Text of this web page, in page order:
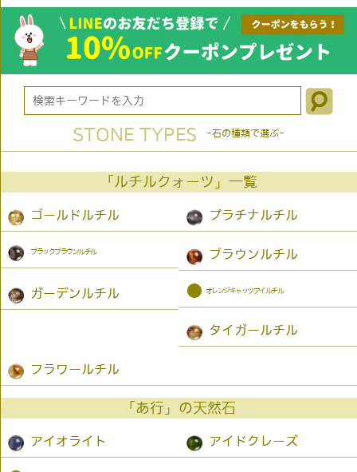
STONE TYPES -石の種類で選ぶ-
「ルチルクォーツ」一覧
ゴールドルチル プラチナルチル
ブラックブラウンルチル ブラウンルチル
ガーデンルチル ● オレンジキャッツアイルチル
タイガールチル
フラワールチル
「あ行」の天然石
アイオライト アイドクレーズ